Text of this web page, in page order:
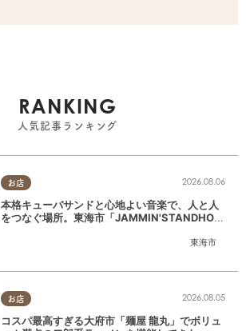
RANKING
人気記事ランキング
お店
東海市
2026.08.06
本格キューバサンドと心地よい音楽で、人と人
をつなぐ場所。東海市「JAMMIN'STANDHOU
お店 2026.08.05
コスパ最高すぎる大府市「麺屋 龍丸」でボリュ